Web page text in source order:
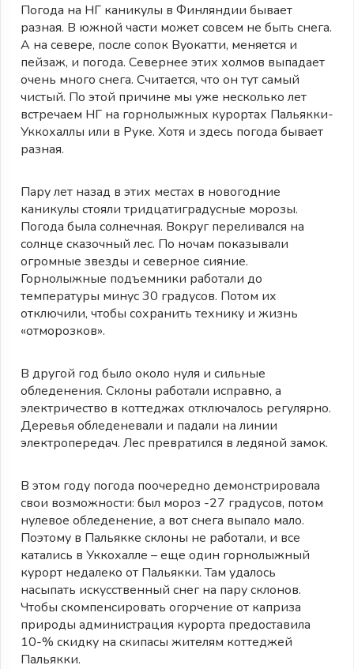
Погода на НГ каникулы в Финляндии бывает
разная. В южной части может совсем не быть снега.
А на севере, после сопок Вуокатти, меняется и
пейзаж, и погода. Севернее этих холмов выпадает
очень много снега. Считается, что он тут самый
чистый. По этой причине мы уже несколько лет
встречаем НГ на горнолыжных курортах Пальякки-
Уккохаллы или в Руке. Хотя и здесь погода бывает
разная.
Пару лет назад в этих местах в новогодние
каникулы стояли тридцатиградусные морозы.
Погода была солнечная. Вокруг переливался на
солнце сказочный лес. По ночам показывали
огромные звезды и северное сияние.
Горнолыжные подъемники работали до
температуры минус 30 градусов. Потом их
отключили, чтобы сохранить технику и жизнь
«отморозков».
В другой год было около нуля и сильные
обледенения. Склоны работали исправно, а
электричество в коттеджах отключалось регулярно.
Деревья обледеневали и падали на линии
электропередач. Лес превратился в ледяной замок.
В этом году погода поочередно демонстрировала
свои возможности: был мороз -27 градусов, потом
нулевое обледенение, а вот снега выпало мало.
Поэтому в Пальякке склоны не работали, и все
катались в Уккохалле – еще один горнолыжный
курорт недалеко от Пальякки. Там удалось
насыпать искусственный снег на пару склонов.
Чтобы скомпенсировать огорчение от каприза
природы администрация курорта предоставила
10-% скидку на скипасы жителям коттеджей
Пальякки.